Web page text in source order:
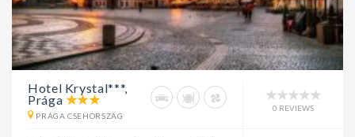
Hotel Krystal***,
Prága
PRÁGA CSEHORSZÁG
0 REVIEWS